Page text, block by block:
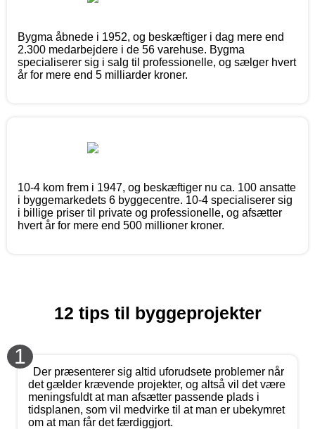
Bygma åbnede i 1952, og beskæftiger i dag mere end
2.300 medarbejdere i de 56 varehuse. Bygma
specialiserer sig i salg til professionelle, og sælger hvert
år for mere end 5 milliarder kroner.
10-4 kom frem i 1947, og beskæftiger nu ca. 100 ansatte
i byggemarkedets 6 byggecentre. 10-4 specialiserer sig
i billige priser til private og professionelle, og afsætter
hvert år for mere end 500 millioner kroner.
12 tips til byggeprojekter
1
Der præsenterer sig altid uforudsete problemer når
det gælder krævende projekter, og altså vil det være
meningsfuldt at man afsætter passende plads i
tidsplanen, som vil medvirke til at man er ubekymret
om at man får det færdiggjort.